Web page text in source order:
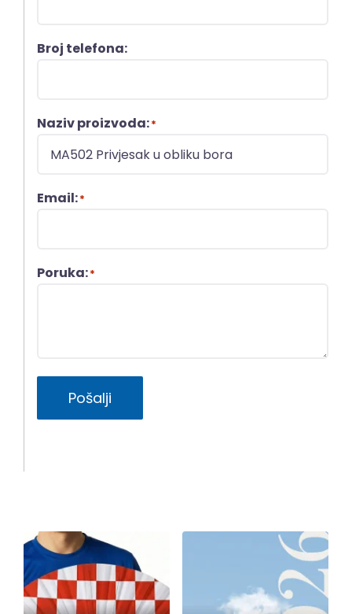
Broj telefona:
Naziv proizvoda:*
Email:*
Poruka:*
Pošalji